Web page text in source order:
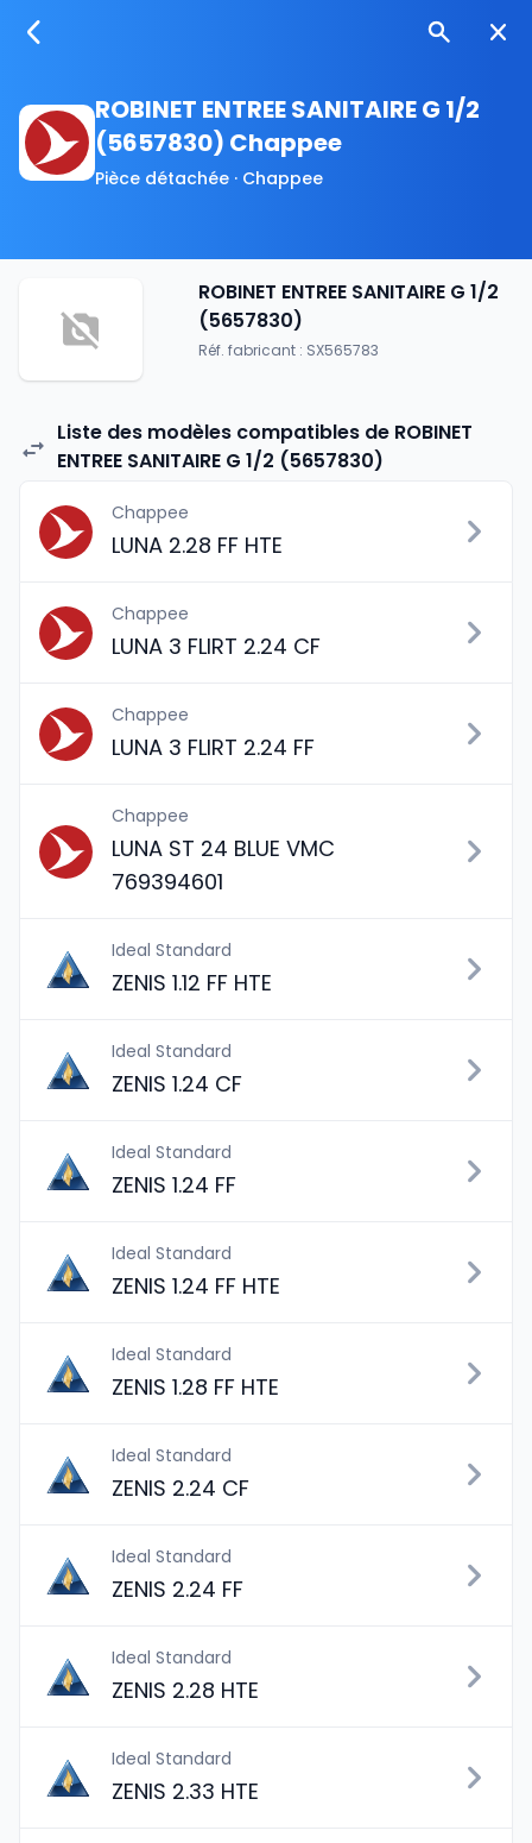
ROBINET ENTREE SANITAIRE G 1/2
(5657830) Chappee
Pièce détachée · Chappee
ROBINET ENTREE SANITAIRE G 1/2
(5657830)
Réf. fabricant : SX565783
Liste des modèles compatibles de ROBINET
ENTREE SANITAIRE G 1/2 (5657830)
Chappee
LUNA 2.28 FF HTE
Chappee
LUNA 3 FLIRT 2.24 CF
Chappee
LUNA 3 FLIRT 2.24 FF
Chappee
LUNA ST 24 BLUE VMC
769394601
Ideal Standard
ZENIS 1.12 FF HTE
Ideal Standard
ZENIS 1.24 CF
Ideal Standard
ZENIS 1.24 FF
Ideal Standard
ZENIS 1.24 FF HTE
Ideal Standard
ZENIS 1.28 FF HTE
Ideal Standard
ZENIS 2.24 CF
Ideal Standard
ZENIS 2.24 FF
Ideal Standard
ZENIS 2.28 HTE
Ideal Standard
ZENIS 2.33 HTE